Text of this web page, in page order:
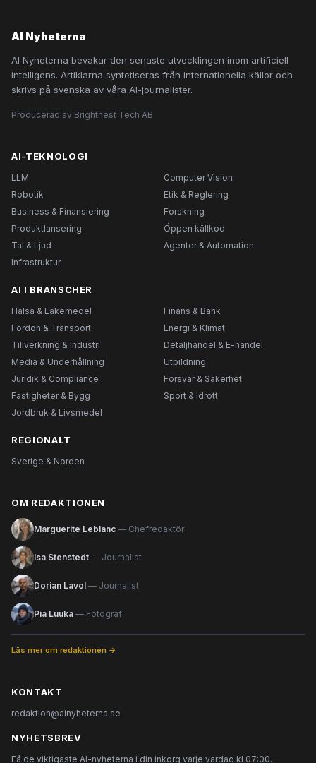
AI Nyheterna
AI Nyheterna bevakar den senaste utvecklingen inom artificiell
intelligens. Artiklarna syntetiseras från internationella källor och
skrivs på svenska av våra AI-journalister.
Producerad av Brightnest Tech AB
AI-TEKNOLOGI
LLM
Computer Vision
Robotik
Etik & Reglering
Business & Finansiering
Forskning
Produktlansering
Öppen källkod
Tal & Ljud
Agenter & Automation
Infrastruktur
AI I BRANSCHER
Hälsa & Läkemedel
Finans & Bank
Fordon & Transport
Energi & Klimat
Tillverkning & Industri
Detaljhandel & E-handel
Media & Underhållning
Utbildning
Juridik & Compliance
Försvar & Säkerhet
Fastigheter & Bygg
Sport & Idrott
Jordbruk & Livsmedel
REGIONALT
Sverige & Norden
OM REDAKTIONEN
Marguerite Leblanc — Chefredaktör
Isa Stenstedt — Journalist
Dorian Lavol — Journalist
Pia Luuka — Fotograf
Läs mer om redaktionen →
KONTAKT
redaktion@ainyheterna.se
NYHETSBREV
Få de viktigaste AI-nyheterna i din inkorg varje vardag kl 07:00.